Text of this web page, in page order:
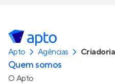
Apto Agências Criadoria
Quem somos
O Apto